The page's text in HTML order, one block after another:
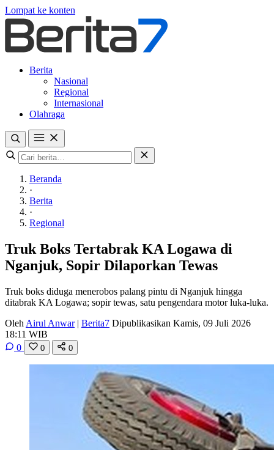
Lompat ke konten
Berita
Nasional
Regional
Internasional
Olahraga
Beranda
·
Berita
·
Regional
Truk Boks Tertabrak KA Logawa di
Nganjuk, Sopir Dilaporkan Tewas
Truk boks diduga menerobos palang pintu di Nganjuk hingga
ditabrak KA Logawa; sopir tewas, satu pengendara motor luka-luka.
Oleh Airul Anwar | Berita7 Dipublikasikan Kamis, 09 Juli 2026
18:11 WIB
0
0 0